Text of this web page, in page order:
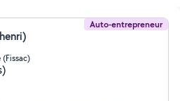
Auto-entrepreneur
(Fissac)